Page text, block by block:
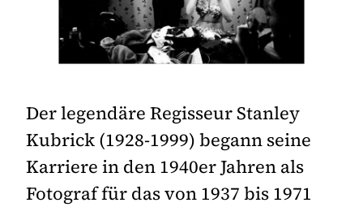
Der legendäre Regisseur Stanley
Kubrick (1928-1999) begann seine
Karriere in den 1940er Jahren als
Fotograf für das von 1937 bis 1971